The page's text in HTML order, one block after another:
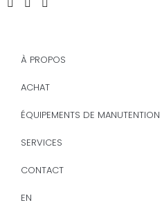
À PROPOS
ACHAT
ÉQUIPEMENTS DE MANUTENTION
SERVICES
CONTACT
EN